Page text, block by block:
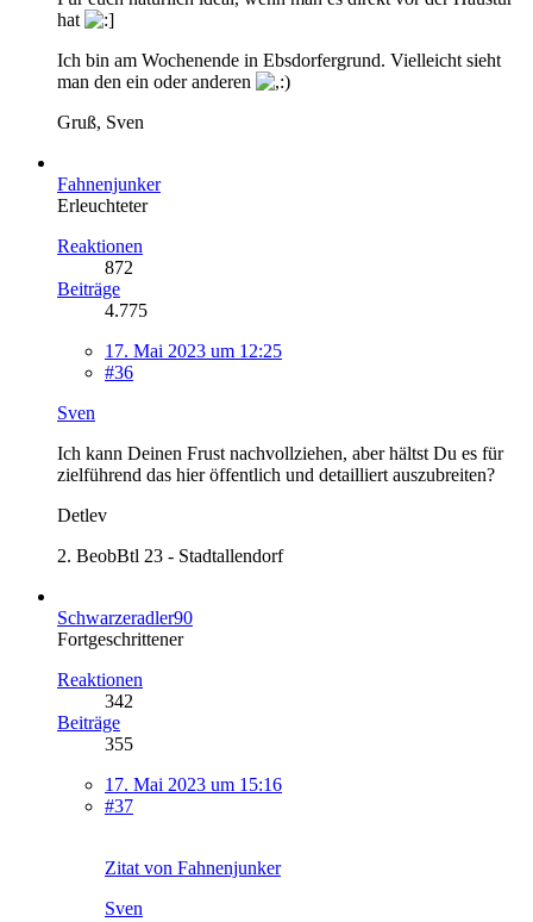
hat
Ich bin am Wochenende in Ebsdorfergrund. Vielleicht sieht
man den ein oder anderen
Gruß, Sven
Fahnenjunker
Erleuchteter
Reaktionen
872
Beiträge
4.775
17. Mai 2023 um 12:25
#36
Sven
Ich kann Deinen Frust nachvollziehen, aber hältst Du es für
zielführend das hier öffentlich und detailliert auszubreiten?
Detlev
2. BeobBtl 23 - Stadtallendorf
Schwarzeradler90
Fortgeschrittener
Reaktionen
342
Beiträge
355
17. Mai 2023 um 15:16
#37
Zitat von Fahnenjunker
Sven